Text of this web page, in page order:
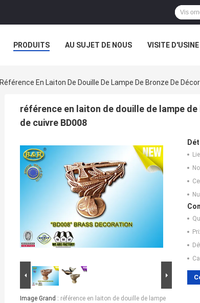
PRODUITS AU SUJET DE NOUS VISITE D'USINE
Référence En Laiton De Douille De Lampe De Bronze De
référence en laiton de douille de lampe
de cuivre BD008
Image Grand : référence en laiton de douille de lampe